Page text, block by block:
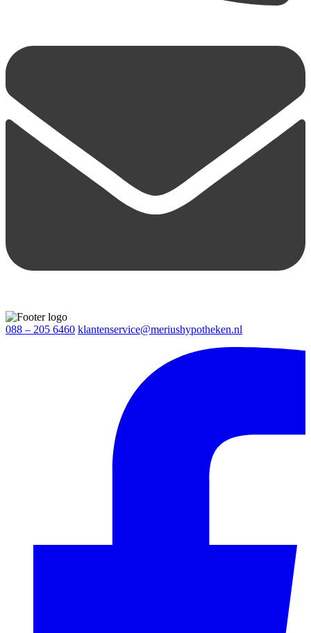
088 – 205 6460 klantenservice@meriushypotheken.nl